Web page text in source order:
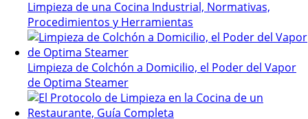
Limpieza de una Cocina Industrial, Normativas,
Procedimientos y Herramientas
Limpieza de Colchón a Domicilio, el Poder del Vapor
de Optima Steamer